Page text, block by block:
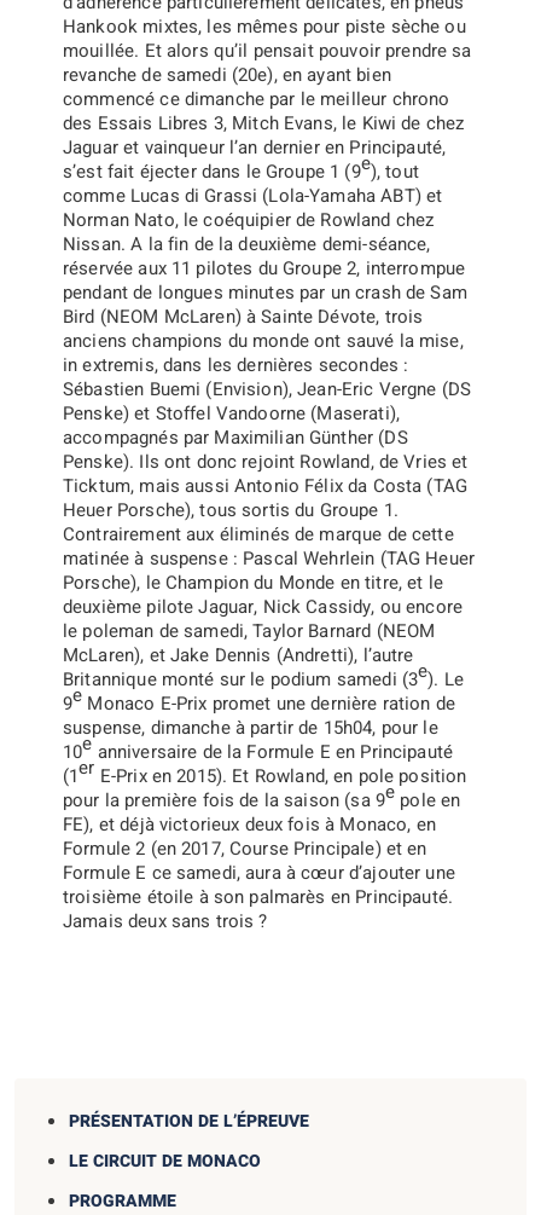
PRÉSENTATION DE L’ÉPREUVE
LE CIRCUIT DE MONACO
PROGRAMME
Hankook mixtes, les mêmes pour piste sèche ou
mouillée. Et alors qu’il pensait pouvoir prendre sa
revanche de samedi (20e), en ayant bien
commencé ce dimanche par le meilleur chrono
des Essais Libres 3, Mitch Evans, le Kiwi de chez
Jaguar et vainqueur l’an dernier en Principauté,
s’est fait éjecter dans le Groupe 1 (9e), tout
comme Lucas di Grassi (Lola-Yamaha ABT) et
Norman Nato, le coéquipier de Rowland chez
Nissan. A la fin de la deuxième demi-séance,
réservée aux 11 pilotes du Groupe 2, interrompue
pendant de longues minutes par un crash de Sam
Bird (NEOM McLaren) à Sainte Dévote, trois
anciens champions du monde ont sauvé la mise,
in extremis, dans les dernières secondes :
Sébastien Buemi (Envision), Jean-Eric Vergne (DS
Penske) et Stoffel Vandoorne (Maserati),
accompagnés par Maximilian Günther (DS
Penske). Ils ont donc rejoint Rowland, de Vries et
Ticktum, mais aussi Antonio Félix da Costa (TAG
Heuer Porsche), tous sortis du Groupe 1.
Contrairement aux éliminés de marque de cette
matinée à suspense : Pascal Wehrlein (TAG Heuer
Porsche), le Champion du Monde en titre, et le
deuxième pilote Jaguar, Nick Cassidy, ou encore
le poleman de samedi, Taylor Barnard (NEOM
McLaren), et Jake Dennis (Andretti), l’autre
Britannique monté sur le podium samedi (3e). Le
9e Monaco E-Prix promet une dernière ration de
suspense, dimanche à partir de 15h04, pour le
10e anniversaire de la Formule E en Principauté
(1er E-Prix en 2015). Et Rowland, en pole position
pour la première fois de la saison (sa 9e pole en
FE), et déjà victorieux deux fois à Monaco, en
Formule 2 (en 2017, Course Principale) et en
Formule E ce samedi, aura à cœur d’ajouter une
troisième étoile à son palmarès en Principauté.
Jamais deux sans trois ?